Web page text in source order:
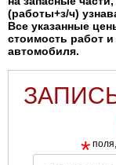
(работы+з/ч)
Все указанные
стоимость работ и
автомобиля.
*